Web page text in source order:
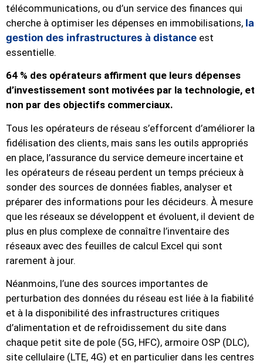
télécommunications, ou d’un service des finances qui
cherche à optimiser les dépenses en immobilisations, la
gestion des infrastructures à distance est
essentielle.
64 % des opérateurs affirment que leurs dépenses
d’investissement sont motivées par la technologie, et
non par des objectifs commerciaux.
Tous les opérateurs de réseau s’efforcent d’améliorer la
fidélisation des clients, mais sans les outils appropriés
en place, l’assurance du service demeure incertaine et
les opérateurs de réseau perdent un temps précieux à
sonder des sources de données fiables, analyser et
préparer des informations pour les décideurs. À mesure
que les réseaux se développent et évoluent, il devient de
plus en plus complexe de connaître l’inventaire des
réseaux avec des feuilles de calcul Excel qui sont
rarement à jour.
Néanmoins, l’une des sources importantes de
perturbation des données du réseau est liée à la fiabilité
et à la disponibilité des infrastructures critiques
d’alimentation et de refroidissement du site dans
chaque petit site de pole (5G, HFC), armoire OSP (DLC),
site cellulaire (LTE, 4G) et en particulier dans les centres